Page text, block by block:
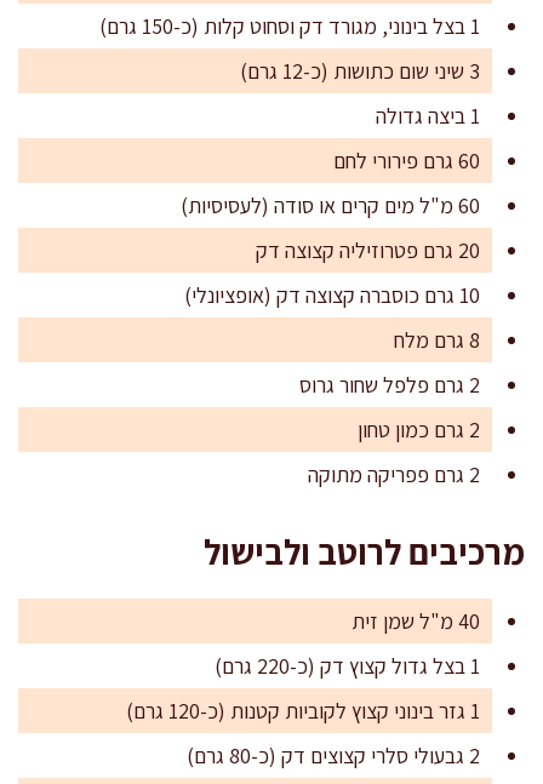
1 בצל בינוני, מגורד דק וסחוט קלות (כ-150 גרם)
3 שיני שום כתושות (כ-12 גרם)
1 ביצה גדולה
60 גרם פירורי לחם
60 מ"ל מים קרים או סודה (לעסיסיות)
20 גרם פטרוזיליה קצוצה דק
10 גרם כוסברה קצוצה דק (אופציונלי)
8 גרם מלח
2 גרם פלפל שחור גרוס
2 גרם כמון טחון
2 גרם פפריקה מתוקה
מרכיבים לרוטב ולבישול
40 מ"ל שמן זית
1 בצל גדול קצוץ דק (כ-220 גרם)
1 גזר בינוני קצוץ לקוביות קטנות (כ-120 גרם)
2 גבעולי סלרי קצוצים דק (כ-80 גרם)